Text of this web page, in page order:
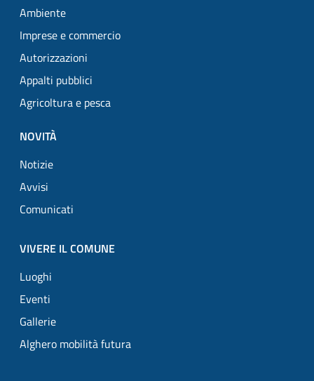
Ambiente
Imprese e commercio
Autorizzazioni
Appalti pubblici
Agricoltura e pesca
NOVITÀ
Notizie
Avvisi
Comunicati
VIVERE IL COMUNE
Luoghi
Eventi
Gallerie
Alghero mobilità futura